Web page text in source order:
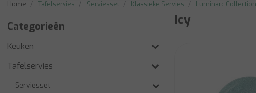
Home Tafelservies Serviesset Klassieke Servies Luminarc Collection
Categorieën
Keuken
Tafelservies
Serviesset
Icy